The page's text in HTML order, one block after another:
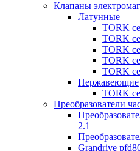
Клапаны
Латунные
TORK
TORK
TORK
TORK
TORK
Нержавеющие
TORK
Преобразователи
2.1
Grandrive